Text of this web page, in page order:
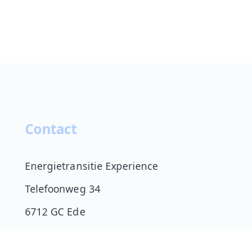
Contact
Energietransitie Experience
Telefoonweg 34
6712 GC Ede